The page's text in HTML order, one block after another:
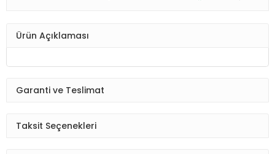
Ürün Açıklaması
Garanti ve Teslimat
Taksit Seçenekleri